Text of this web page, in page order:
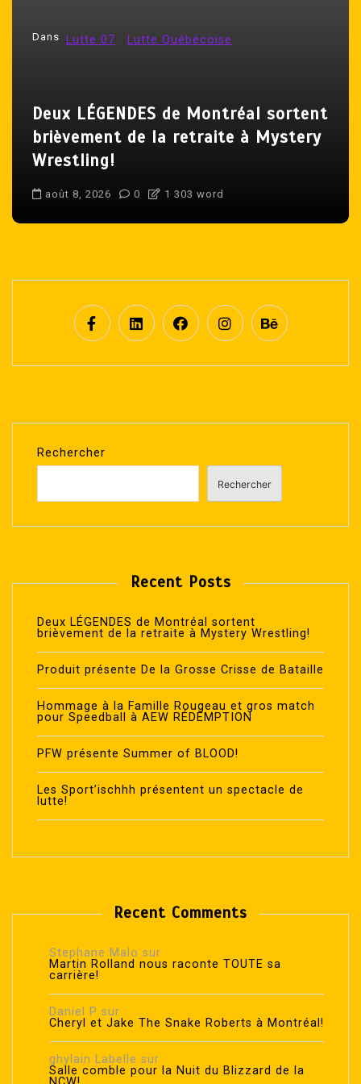
i
l
Dans Lutte 07 Lutte Québécoise
Deux LÉGENDES de Montréal sortent
brièvement de la retraite à Mystery
Wrestling!
août 8, 2026 0 1 303 word
Rechercher
Rechercher
Recent Posts
Deux LÉGENDES de Montréal sortent
brièvement de la retraite à Mystery Wrestling!
Produit présente De la Grosse Crisse de Bataille
Hommage à la Famille Rougeau et gros match
pour Speedball à AEW RÉDEMPTION
PFW présente Summer of BLOOD!
Les Sport’ischhh présentent un spectacle de
lutte!
Recent Comments
Stephane Malo sur
Martin Rolland nous raconte TOUTE sa
carrière!
Daniel P sur
Cheryl et Jake The Snake Roberts à Montréal!
ghylain Labelle sur
Salle comble pour la Nuit du Blizzard de la